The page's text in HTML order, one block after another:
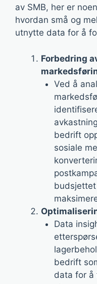
av SMB, her er
hvordan små og
utnytte data for å
Forbedring
Ved å
bedrift
sosiale
Data
bedrift
data for å